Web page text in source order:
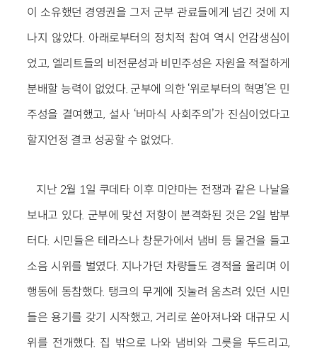
이 소유했던 경영권을 그저 군부 관료들에게 넘긴 것에 지
나지 않았다. 아래로부터의 정치적 참여 역시 언감생심이
었고, 엘리트들의 비전문성과 비민주성은 자원을 적절하게
분배할 능력이 없었다. 군부에 의한 ‘위로부터의 혁명’은 민
주성을 결여했고, 설사 ‘버마식 사회주의’가 진심이었다고
할지언정 결코 성공할 수 없었다.
지난 2월 1일 쿠데타 이후 미얀마는 전쟁과 같은 나날을
보내고 있다. 군부에 맞선 저항이 본격화된 것은 2일 밤부
터다. 시민들은 테라스나 창문가에서 냄비 등 물건을 들고
소음 시위를 벌였다. 지나가던 차량들도 경적을 울리며 이
행동에 동참했다. 탱크의 무게에 짓눌려 움츠려 있던 시민
들은 용기를 갖기 시작했고, 거리로 쏟아져나와 대규모 시
위를 전개했다. 집 밖으로 나와 냄비와 그릇을 두드리고,